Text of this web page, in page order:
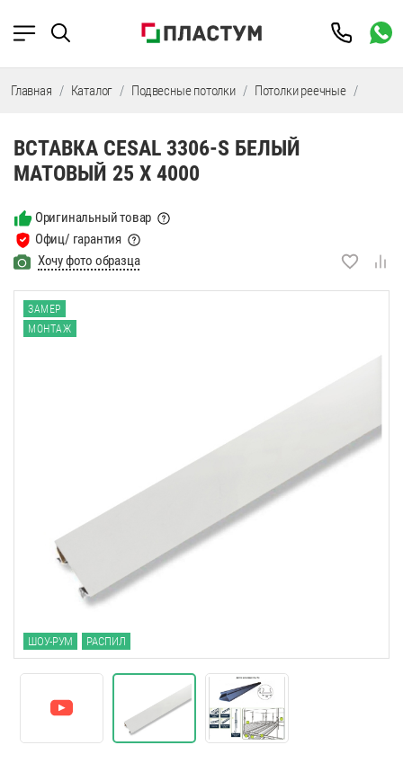
Главная Каталог Подвесные потолки Потолки реечные
ВСТАВКА CESAL 3306-S БЕЛЫЙ
МАТОВЫЙ 25 Х 4000
Оригинальный товар
Офиц/ гарантия
Хочу фото образца
ЗАМЕР
МОНТАЖ
ШОУ-РУМ РАСПИЛ